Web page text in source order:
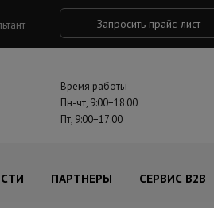
Запросить прайс-лист
Время работы
Пн-чт, 9:00−18:00
Пт, 9:00−17:00
ПАРТНЕРЫ СЕРВИС B2B